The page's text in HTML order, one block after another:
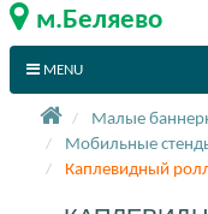
Малые
Мобильные
Каплевидный
м.Беляево
MENU